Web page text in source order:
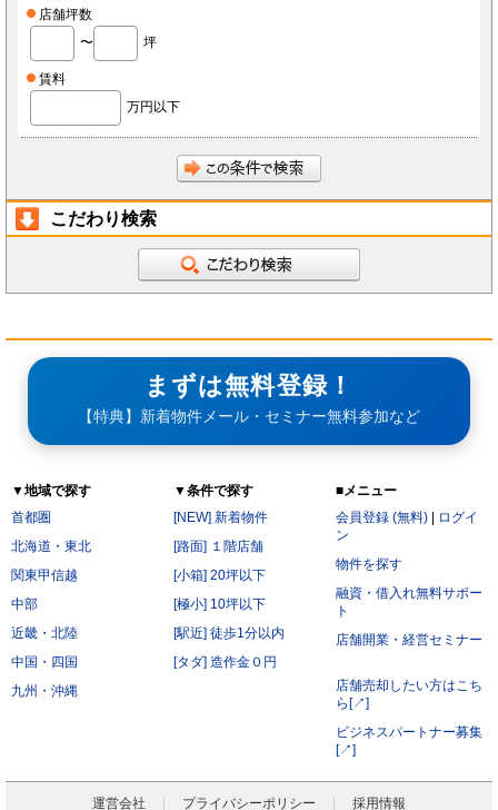
店舗坪数
〜
坪
賃料
万円以下
こだわり検索
まずは無料登録！
【特典】新着物件メール・セミナー無料参加など
▼地域で探す
首都圏
北海道・東北
関東甲信越
中部
近畿・北陸
中国・四国
九州・沖縄
▼条件で探す
[NEW] 新着物件
[路面] １階店舗
[小箱] 20坪以下
[極小] 10坪以下
[駅近] 徒歩1分以内
[タダ] 造作金０円
■メニュー
会員登録 (無料) | ログイ
ン
物件を探す
融資・借入れ無料サポー
ト
店舗開業・経営セミナー
店舗売却したい方はこち
ら[↗]
ビジネスパートナー募集
[↗]
運営会社 プライバシーポリシー 採用情報